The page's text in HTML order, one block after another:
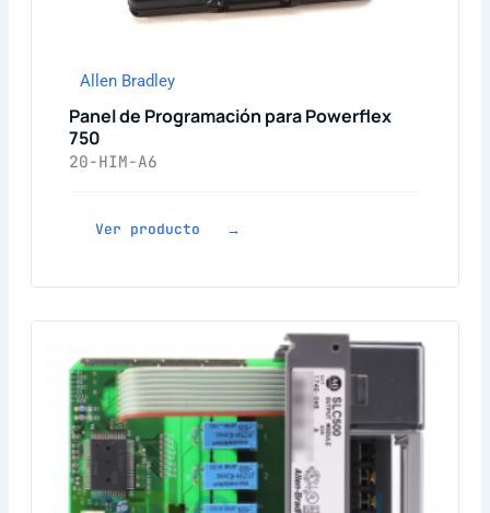
Allen Bradley
Panel de Programación para Powerflex
750
20-HIM-A6
Ver producto →